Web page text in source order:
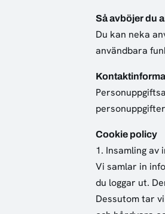
Så avböjer du
Du kan neka
användbara
Cookie policy
1. Insamling av
Vi samlar in
du loggar ut.
Dessutom tar